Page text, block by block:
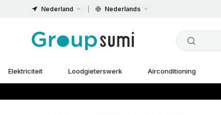
Nederland Nederlands
Elektriciteit Loodgieterswerk Airconditioning